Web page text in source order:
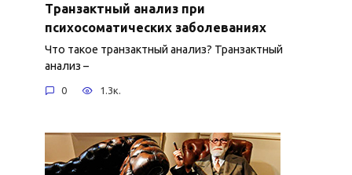
Транзактный анализ при
психосоматических заболеваниях
Что такое транзактный анализ? Транзактный
анализ –
0 1.3к.